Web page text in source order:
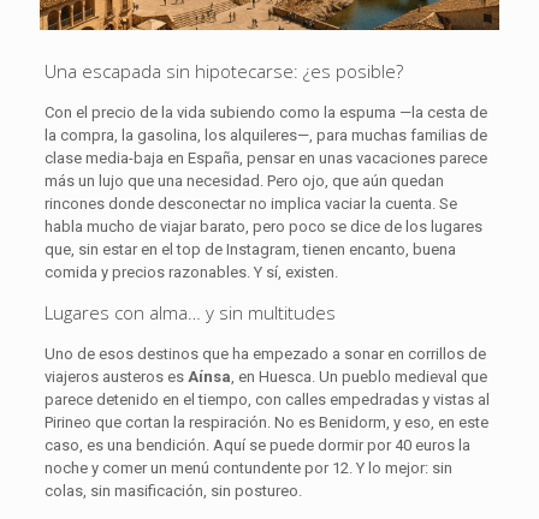
Una escapada sin hipotecarse: ¿es posible?
Con el precio de la vida subiendo como la espuma —la cesta de
la compra, la gasolina, los alquileres—, para muchas familias de
clase media-baja en España, pensar en unas vacaciones parece
más un lujo que una necesidad. Pero ojo, que aún quedan
rincones donde desconectar no implica vaciar la cuenta. Se
habla mucho de viajar barato, pero poco se dice de los lugares
que, sin estar en el top de Instagram, tienen encanto, buena
comida y precios razonables. Y sí, existen.
Lugares con alma… y sin multitudes
Uno de esos destinos que ha empezado a sonar en corrillos de
viajeros austeros es Aínsa , en Huesca. Un pueblo medieval que
parece detenido en el tiempo, con calles empedradas y vistas al
Pirineo que cortan la respiración. No es Benidorm, y eso, en este
caso, es una bendición. Aquí se puede dormir por 40 euros la
noche y comer un menú contundente por 12. Y lo mejor: sin
colas, sin masificación, sin postureo.